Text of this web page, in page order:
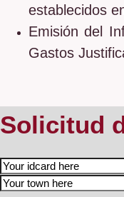
establecidos
Emisión del
Gastos
Solicitud